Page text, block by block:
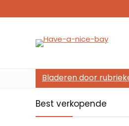
Bladeren door
Best verkopende